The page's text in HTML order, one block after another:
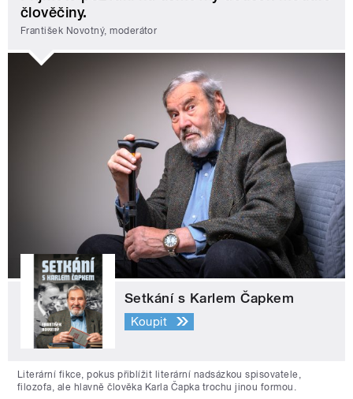
člověčiny.
František Novotný, moderátor
Setkání s Karlem Čapkem
Koupit
Literární fikce, pokus přiblížit literární nadsázkou spisovatele,
filozofa, ale hlavně člověka Karla Čapka trochu jinou formou.